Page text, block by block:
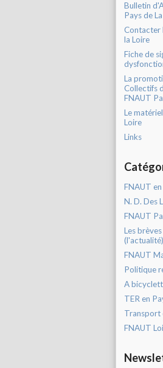
Bulletin
Pays de
Contacter
la Loire
Fiche de
La
Collectifs
FNAUT
Le
Loire
Links
FNAUT
N. D. Des
FNAUT
Les
(l'actualité)
FNAUT
Politique
A
TER en
Transport
FNAUT